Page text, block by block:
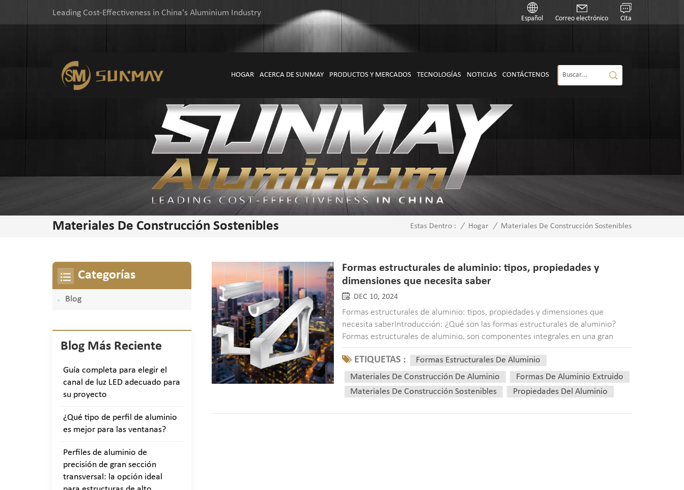
Leading Cost-Effectiveness in China's Aluminium Industry
Español Correo electrónico Cita
HOGAR ACERCA DE SUNMAY PRODUCTOS Y MERCADOS TECNOLOGÍAS NOTICIAS CONTÁCTENOS
Materiales De Construcción Sostenibles Estas Dentro : / Hogar / Materiales De Construcción Sostenibles
Formas estructurales de aluminio: tipos, propiedades y
dimensiones que necesita saber
DEC 10, 2024
Formas estructurales de aluminio: tipos, propiedades y dimensiones que
necesita saberIntroducción: ¿Qué son las formas estructurales de aluminio?
Formas estructurales de aluminio. son componentes integrales en una gran
variedad de industrias y ofrecen versatilidad y funcionalidad incomparables.
Desd...ETIQUETAS :
Formas Estructurales De Aluminio
Materiales De Construcción De Aluminio
Formas De Aluminio Extruido
Materiales De Construcción Sostenibles
Propiedades Del Aluminio
Categorías
Blog
Blog Más Reciente
Guía completa para elegir el
canal de luz LED adecuado para
su proyecto
¿Qué tipo de perfil de aluminio
es mejor para las ventanas?
Perfiles de aluminio de
precisión de gran sección
transversal: la opción ideal